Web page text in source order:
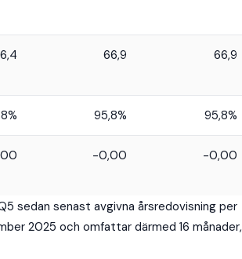
66,9 66,9
95,8% 95,8%
-0,00 -0,00
sedan senast avgivna årsredovisning per
2025 och omfattar därmed 16 månader,